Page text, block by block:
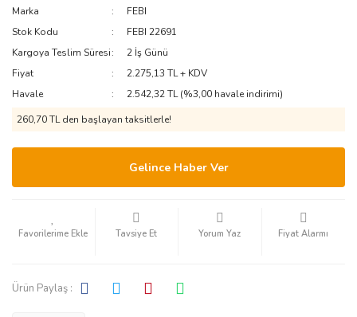
Marka
FEBI
Stok Kodu
FEBI 22691
Kargoya Teslim Süresi
2 İş Günü
Fiyat
2.275,13 TL + KDV
Havale
2.542,32 TL (%3,00 havale indirimi)
260,70 TL den başlayan taksitlerle!
Gelince Haber Ver
Tavsiye Et Yorum Yaz Fiyat Alarmı
Ürün Paylaş :